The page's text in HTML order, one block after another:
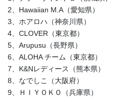
2、Hawaiian M.A（愛知県）
3、ホアロハ（神奈川県）
4、CLOVER（東京都）
5、Arupusu（長野県）
6、ALOHA チーム（東京都）
7、K&Nレディース（熊本県）
8、なでしこ（大阪府）
9、ＨＩＹＯＫＯ（兵庫県）